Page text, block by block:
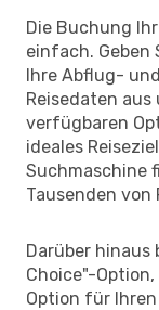
Die Buchung
einfach. Geben
Ihre Abflug-
Reisedaten
verfügbaren
ideales
Suchmaschine
Tausenden von
Darüber hinaus
Choice"-
Option für